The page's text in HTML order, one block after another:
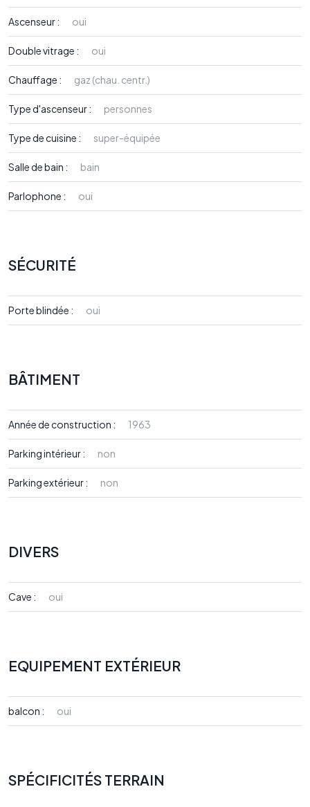
Ascenseur : oui
Double vitrage : oui
Chauffage : gaz (chau. centr.)
Type d'ascenseur : personnes
Type de cuisine : super-équipée
Salle de bain : bain
Parlophone : oui
SÉCURITÉ
Porte blindée : oui
BÂTIMENT
Année de construction : 1963
Parking intérieur : non
Parking extérieur : non
DIVERS
Cave : oui
EQUIPEMENT EXTÉRIEUR
balcon : oui
SPÉCIFICITÉS TERRAIN